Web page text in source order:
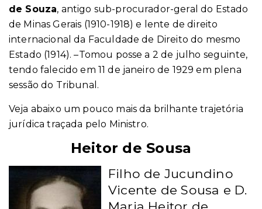
de Souza, antigo sub-procurador-geral do Estado
de Minas Gerais (1910-1918) e lente de direito
internacional da Faculdade de Direito do mesmo
Estado (1914). –Tomou posse a 2 de julho seguinte,
tendo falecido em 11 de janeiro de 1929 em plena
sessão do Tribunal.
Veja abaixo um pouco mais da brilhante trajetória
jurídica traçada pelo Ministro.
Heitor de Sousa
Filho de Jucundino
Vicente de Sousa e D.